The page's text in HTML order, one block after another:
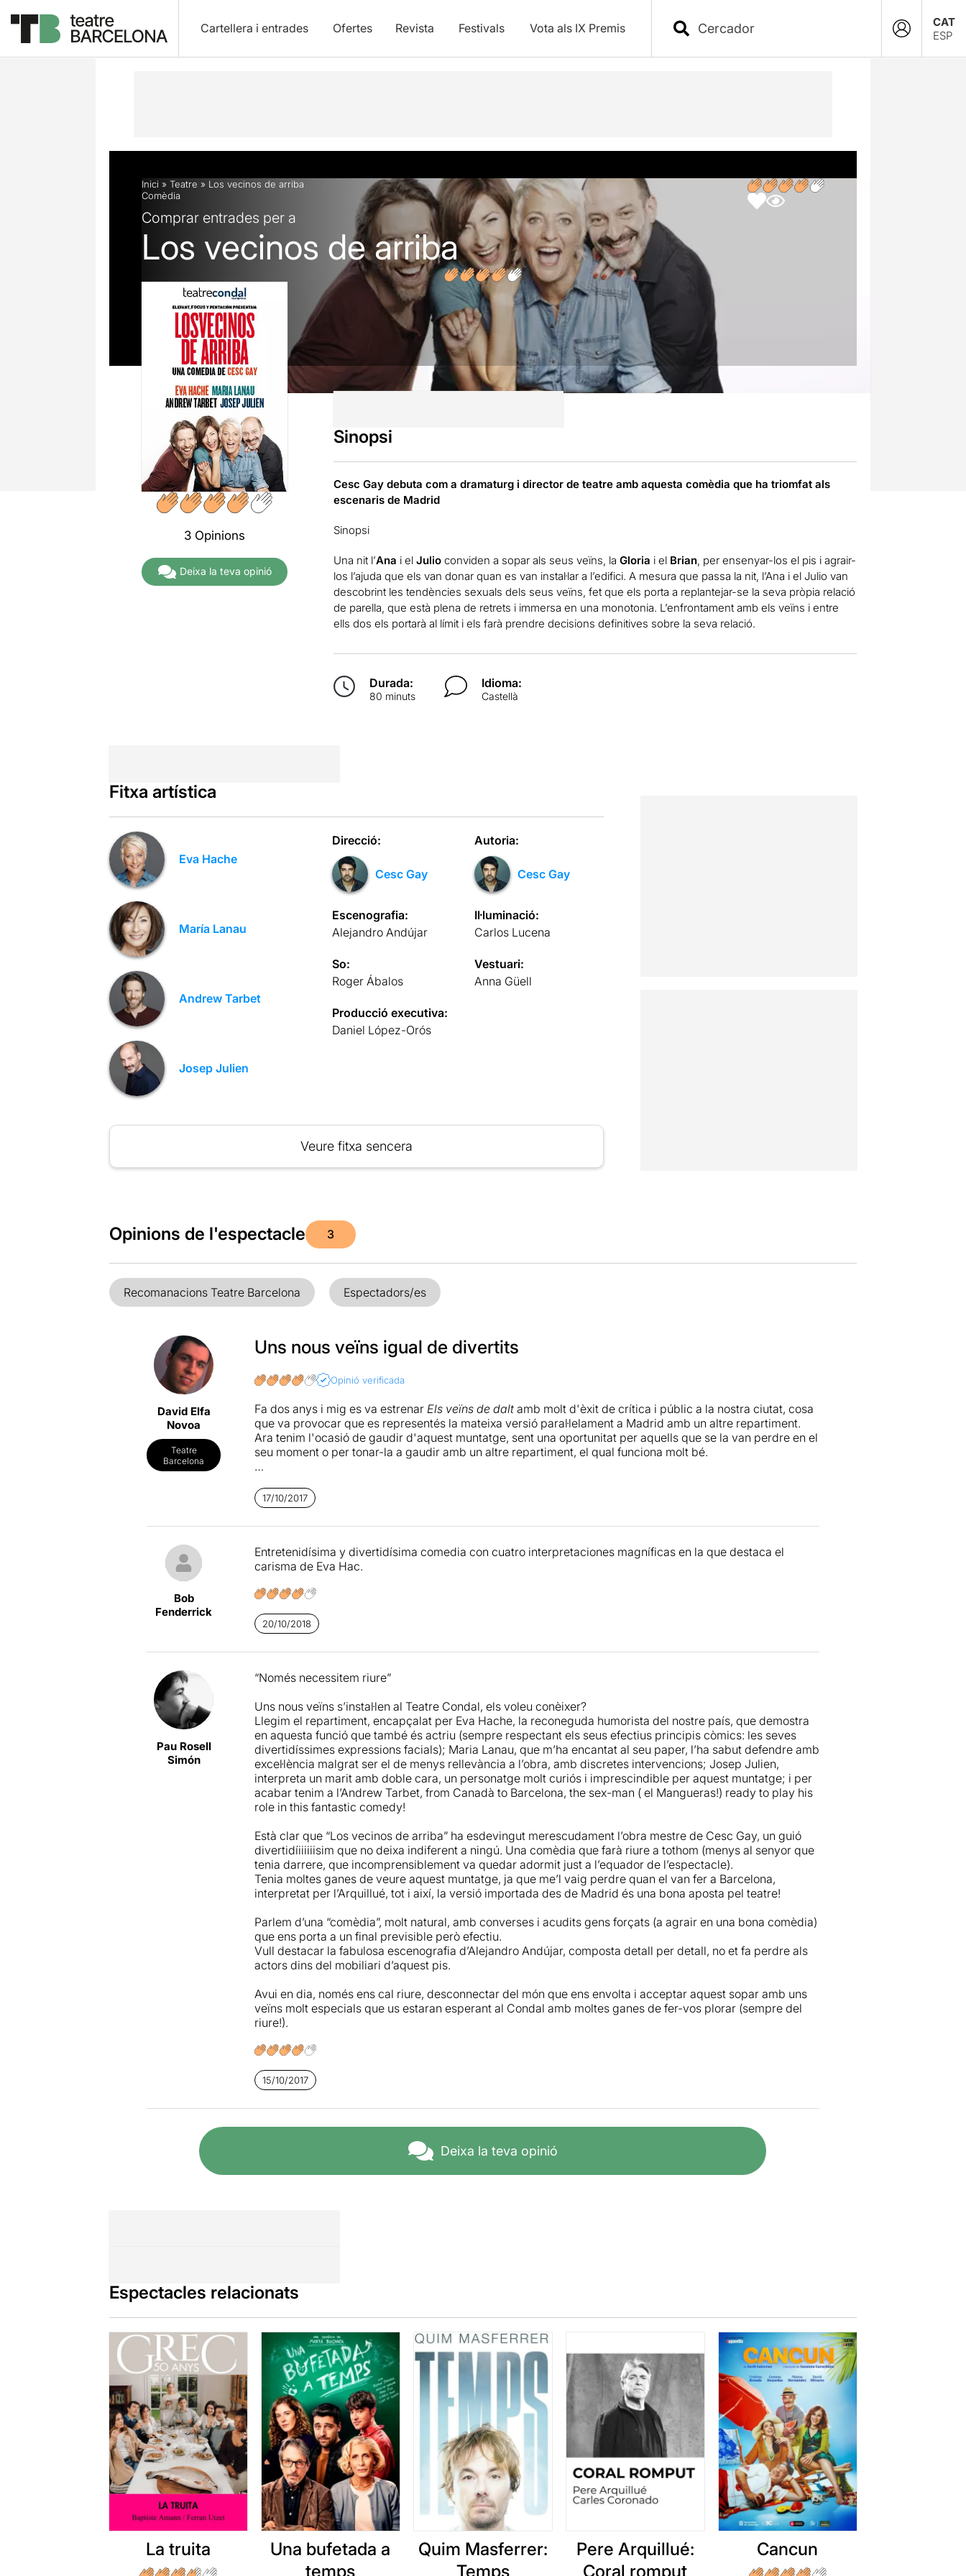
Cartellera i entrades Ofertes Revista Festivals Vota als IX Premis
CAT
ESP
Descripció Fitxa artística Opinions
Inici » Teatre » Los vecinos de arriba
Comèdia
Comprar entrades per a
Los vecinos de arriba
3 Opinions
Deixa la teva opinió
Sinopsi
Cesc Gay debuta com a dramaturg i director de teatre amb aquesta comèdia que ha triomfat als
escenaris de Madrid
Sinopsi
Una nit l’Ana i el Julioconviden a sopar als seus veïns, la Gloria i el Brian, per ensenyar-los el pis i agrair-
los l’ajuda que els van donar quan es van instal·lar a l’edifici. A mesura que passa la nit, l’Ana i el Julio van
descobrint les tendències sexuals dels seus veïns, fet que els porta a replantejar-se la seva pròpia relació
de parella, que està plena de retrets i immersa en una monotonia. L’enfrontament amb els veïns i entre
ells dos els portarà al límit i els farà prendre decisions definitives sobre la seva relació.
Durada:
80 minuts
Idioma:
Castellà
Fitxa artística
Eva Hache
María Lanau
Andrew Tarbet
Josep Julien
Direcció:
Cesc Gay
Autoria:
Cesc Gay
Escenografia:
Alejandro Andújar
Il·luminació:
Carlos Lucena
So:
Roger Ábalos
Vestuari:
Anna Güell
Producció executiva:
Daniel López-Orós
Veure fitxa sencera
Opinions de l'espectacle 3
Recomanacions Teatre Barcelona Espectadors/es
David Elfa
Novoa
Teatre
Barcelona
Uns nous veïns igual de divertits
Opinió verificada
Fa dos anys i mig es va estrenarEls veïns de dalt amb molt d'èxit de crítica i públic a la nostra ciutat, cosa
que va provocar que es representés la mateixa versió paral·lelament a Madrid amb un altre repartiment.
Ara tenim l'ocasió de gaudir d'aquest muntatge, sent una oportunitat per aquells que se la van perdre en el
seu moment o per tonar-la a gaudir amb un altre repartiment, el qual funciona molt bé.
debò, al mateix temps que et trobes amb un material consistent i intel·ligent al darrera. En part, això
s’aconsegueix gràcies a l’ús d’una història quotidiana en la que, de ben segur, l’espectador s’hi
veurà reflectit en més d’una ocasió, com acostuma a passar en les propostes d’aquest director i autor. Així,
de forma molt eficaç i movent-se per una estructura convencional que li funciona. Tot i això, trobo una mica
forçada alguna situació de la part final de l’obra, que malgrat servir per anar tancant la trama, no acaba de
mica inversemblant, però en cap cas espatlla el seu conjunt.
D’altra banda, l’equip actoral reflecteix la seva química dalt de l’escenari i ens ofereix unes interpretacions
que de ben segur agradaran a l’espectador, gràcies als matisos que Gay ha plasmat en els seus
personatges i que els actors han sabut recollir eficaçment. D’aquesta manera, actors, director i text es
17/10/2017
Bob
Fenderrick
Entretenidísima y divertidísima comedia con cuatro interpretaciones magníficas en la que destaca el
carisma de Eva Hac.
20/10/2018
Pau Rosell
Simón
“Només necessitem riure”
Uns nous veïns s’instal·len al Teatre Condal, els voleu conèixer?
Llegim el repartiment, encapçalat per Eva Hache, la reconeguda humorista del nostre país, que demostra
en aquesta funció que també és actriu (sempre respectant els seus efectius principis còmics: les seves
divertidíssimes expressions facials); Maria Lanau, que m’ha encantat al seu paper, l’ha sabut defendre amb
excel·lència malgrat ser el de menys rellevància a l’obra, amb discretes intervencions; Josep Julien,
interpreta un marit amb doble cara, un personatge molt curiós i imprescindible per aquest muntatge; i per
acabar tenim a l’Andrew Tarbet, from Canadà to Barcelona, the sex-man ( el Mangueras!) ready to play his
role in this fantastic comedy!
Està clar que “Los vecinos de arriba” ha esdevingut merescudament l’obra mestre de Cesc Gay, un guió
divertidíiiiiiisim que no deixa indiferent a ningú. Una comèdia que farà riure a tothom (menys al senyor que
tenia darrere, que incomprensiblement va quedar adormit just a l’equador de l’espectacle).
Tenia moltes ganes de veure aquest muntatge, ja que me’l vaig perdre quan el van fer a Barcelona,
interpretat per l’Arquillué, tot i així, la versió importada des de Madrid és una bona aposta pel teatre!
Parlem d’una “comèdia”, molt natural, amb converses i acudits gens forçats (a agrair en una bona comèdia)
que ens porta a un final previsible però efectiu.
Vull destacar la fabulosa escenografia d’Alejandro Andújar, composta detall per detall, no et fa perdre als
actors dins del mobiliari d’aquest pis.
Avui en dia, només ens cal riure, desconnectar del món que ens envolta i acceptar aquest sopar amb uns
veïns molt especials que us estaran esperant al Condal amb moltes ganes de fer-vos plorar (sempre del
riure!).
15/10/2017
Deixa la teva opinió
Espectacles relacionats
La truita
Una bufetada a
temps
Quim Masferrer:
Temps
Pere Arquillué:
Coral romput
Cancun